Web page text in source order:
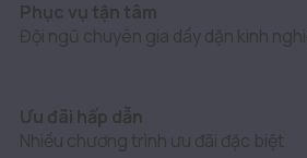
Phục vụ tận tâm
Đội ngũ chuyên gia dầy dặn kinh
Ưu đãi hấp dẫn
Nhiều chương trình ưu đãi đặc biệt